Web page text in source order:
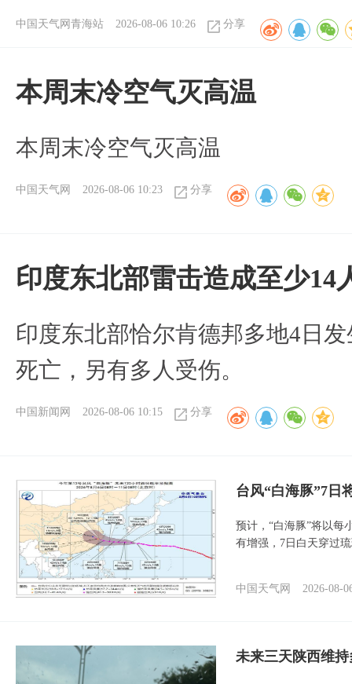
中国天气网青海站 2026-08-06 10:26 分享
本周末冷空气灭高温
本周末冷空气灭高温
中国天气网 2026-08-06 10:23 分享
印度东北部雷击造成至少14
印度东北部恰尔肯德邦多地4日
死亡，另有多人受伤。
中国新闻网 2026-08-06 10:15 分享
台风“白海豚”7日
预计，“白海豚”将以每
有增强，7日白天穿过
中国天气网 2026-08-
未来三天陕西维